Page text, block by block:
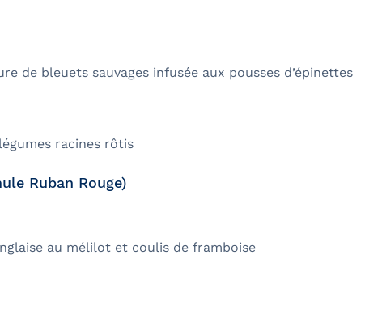
de bleuets sauvages infusée aux pousses d’épinettes
racines rôtis
Ruban Rouge)
au mélilot et coulis de framboise